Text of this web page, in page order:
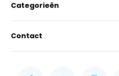
Categorieën
Contact